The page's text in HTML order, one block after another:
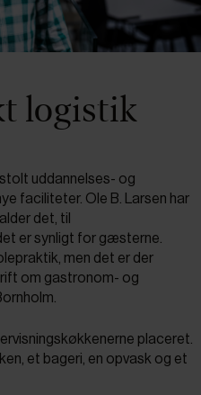
logistik
uddannelses- og
faciliteter. Ole B. Larsen har
det, til
er synligt for gæsterne.
men det er der
om gastronom- og
placeret.
et bageri, en opvask og et